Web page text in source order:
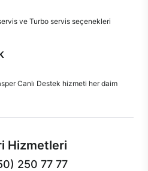
ve Turbo servis seçenekleri
Canlı Destek hizmeti her daim
Hizmetleri
250 77 77